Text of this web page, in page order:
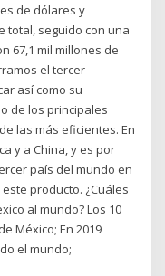
de dólares y
total, seguido con una
67,1 mil millones de
el tercer
así como su
de los principales
las más eficientes. En
y a China, y es por
país del mundo en
producto. ¿Cuáles
al mundo? Los 10
México; En 2019
el mundo;